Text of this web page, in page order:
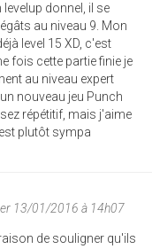
donnel, il se
au niveau 9. Mon
level 15 XD, c'est
fois cette partie finie je
au niveau expert
nouveau jeu Punch
répétitif, mais j'aime
plutôt sympa
13/01/2016 à 14h07
de souligner qu'ils